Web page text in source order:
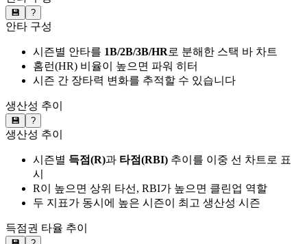
💾 ?
안타 구성
시즌별 안타를 1B/2B/3B/HR로 분해한 스택 바 차트
홈런(HR) 비율이 높으면 파워 히터
시즌 간 장타력 변화를 추적할 수 있습니다
생산성 추이
💾 ?
생산성 추이
시즌별 득점(R)과 타점(RBI) 추이를 이중 선 차트로 표
시
R이 높으면 상위 타선, RBI가 높으면 클린업 역할
두 지표가 동시에 높은 시즌이 최고 생산성 시즌
득점권 타율 추이